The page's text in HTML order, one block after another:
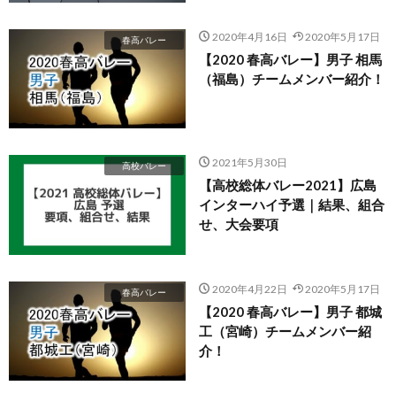
春高バレー 2020年4月16日 2020年5月17日
【2020 春高バレー】男子 相馬
（福島）チームメンバー紹介！
高校バレー 2021年5月30日
【高校総体バレー2021】広島
インターハイ予選｜結果、組合
せ、大会要項
春高バレー 2020年4月22日 2020年5月17日
【2020 春高バレー】男子 都城
工（宮崎）チームメンバー紹
介！